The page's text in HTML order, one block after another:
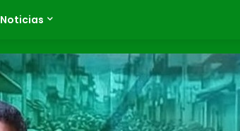
Noticias